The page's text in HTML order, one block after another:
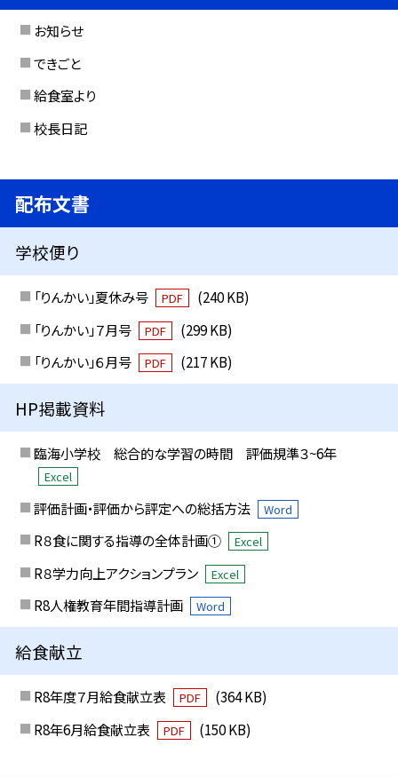
お知らせ
できごと
給食室より
校長日記
配布文書
学校便り
「りんかい」夏休み号 PDF
(240 KB)
「りんかい」７月号
PDF
(299 KB)
「りんかい」６月号
PDF (217 KB)
HP掲載資料
臨海小学校 総合的な学習の時間 評価規準３~6年
Excel
評価計画・評価から評定への総括方法 Word
R８食に関する指導の全体計画① Excel
R８学力向上アクションプラン Excel
R8人権教育年間指導計画 Word
給食献立
R8年度７月給食献立表 PDF
(364 KB)
R8年6月給食献立表
PDF (150 KB)